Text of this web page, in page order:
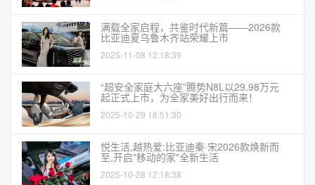
满载全家启程，共鉴时代新篇——2026款
比亚迪夏乌鲁木齐站荣耀上市
2025-11-08 12:18:39
“超安全家庭大六座”腾势N8L以29.98万元
起正式上市，为全家美好出行而来！
2025-10-29 16:51:30
悦生活,越热爱:比亚迪秦·宋2026款焕新而
至,开启"移动的家"全新生活
2025-10-28 12:18:38